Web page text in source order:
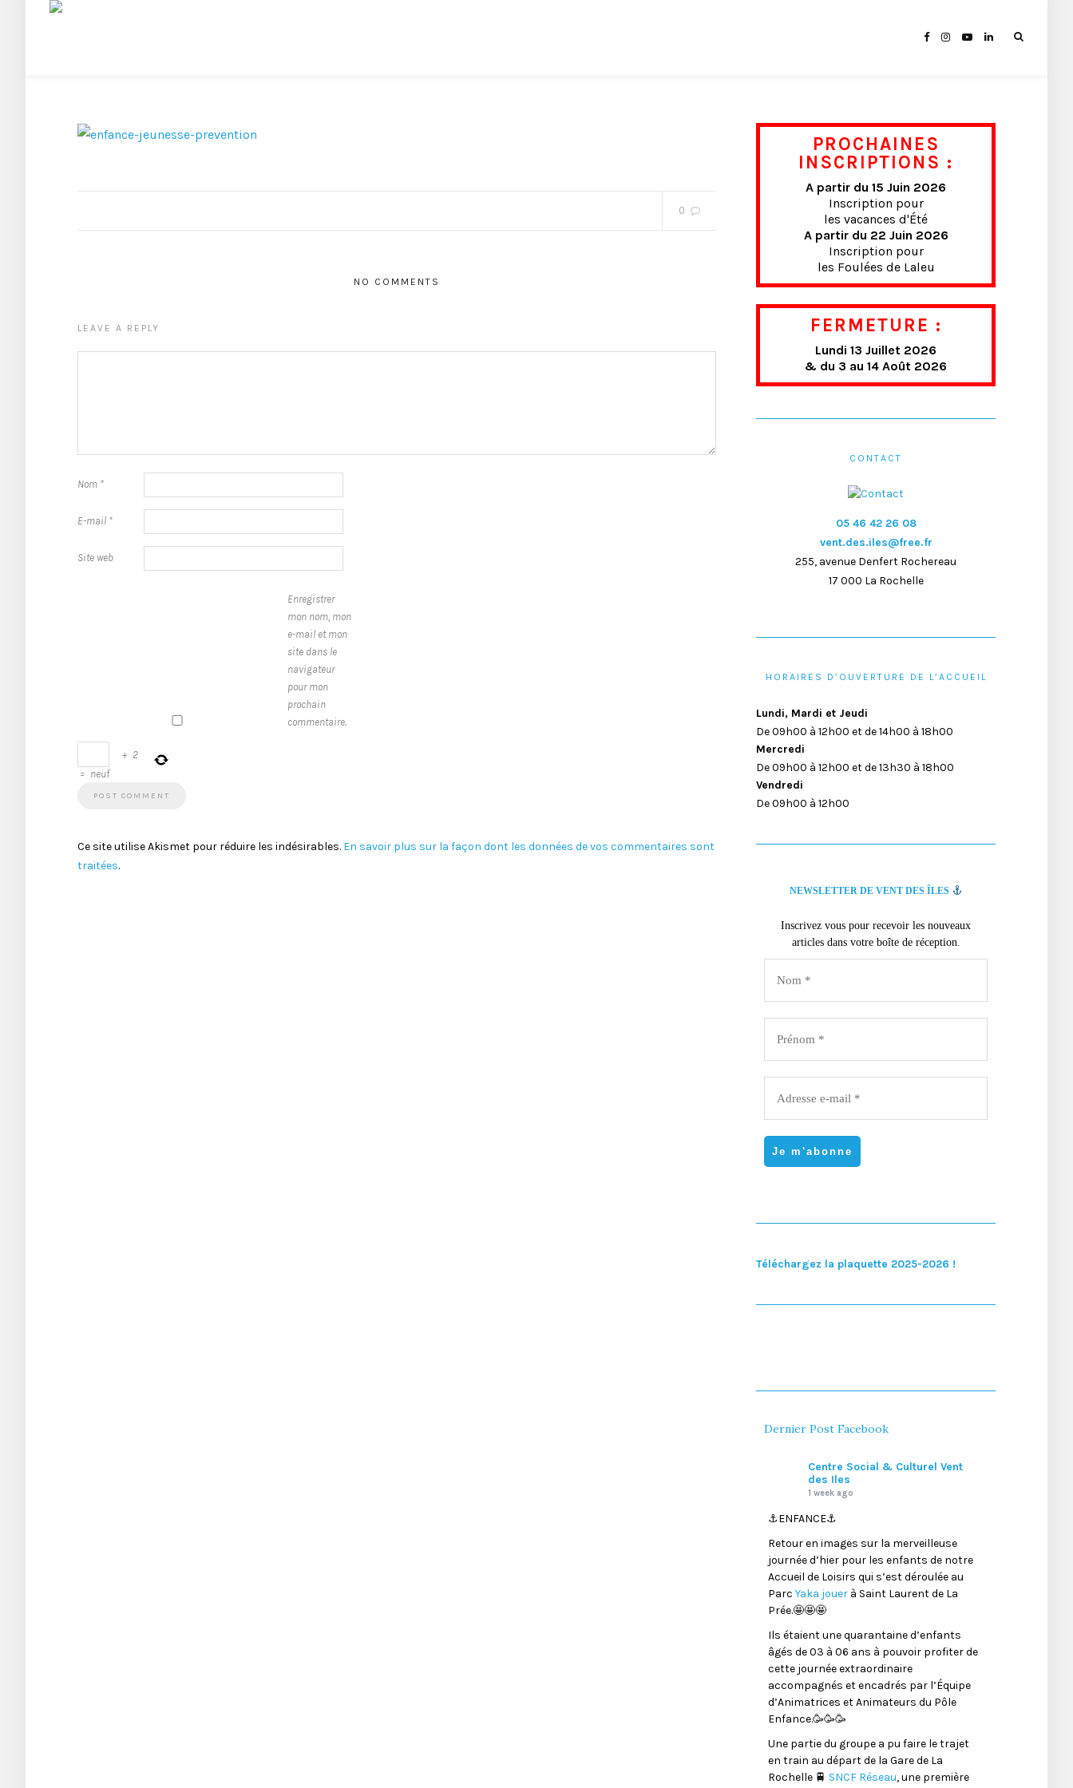
0
NO COMMENTS
LEAVE A REPLY
Nom *
E-mail *
Site web
Enregistrer
mon nom, mon
e-mail et mon
site dans le
navigateur
pour mon
prochain
commentaire.
+ 2
= neuf
Ce site utilise Akismet pour réduire les indésirables. En savoir plus sur la façon dont les données de vos commentaires sont
traitées.
PROCHAINES
INSCRIPTIONS :
A partir du 15 Juin 2026
Inscription pour
les vacances d'Été
A partir du 22 Juin 2026
Inscription pour
les Foulées de Laleu
FERMETURE :
Lundi 13 Juillet 2026
& du 3 au 14 Août 2026
CONTACT
05 46 42 26 08
vent.des.iles@free.fr
255, avenue Denfert Rochereau
17 000 La Rochelle
HORAIRES D’OUVERTURE DE L’ACCUEIL
Lundi, Mardi et Jeudi
De 09h00 à 12h00 et de 14h00 à 18h00
Mercredi
De 09h00 à 12h00 et de 13h30 à 18h00
Vendredi
De 09h00 à 12h00
NEWSLETTER DE VENT DES ÎLES
Inscrivez vous pour recevoir les nouveaux
articles dans votre boîte de réception.
Téléchargez la plaquette 2025-2026 !
Dernier Post Facebook
Centre Social & Culturel Vent
des Iles
1 week ago
⚓️ENFANCE⚓️
Retour en images sur la merveilleuse
journée d’hier pour les enfants de notre
Accueil de Loisirs qui s’est déroulée au
Parc Yaka jouer à Saint Laurent de La
Prée.🤩🤩🤩
Ils étaient une quarantaine d’enfants
âgés de 03 à 06 ans à pouvoir profiter de
cette journée extraordinaire
accompagnés et encadrés par l’Équipe
d’Animatrices et Animateurs du Pôle
Enfance.🥳🥳🥳
Une partie du groupe a pu faire le trajet
en train au départ de la Gare de La
Rochelle 🚆 SNCF Réseau, une première